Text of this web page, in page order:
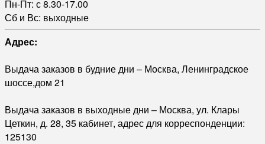
Пн-Пт: с 8.30-17.00
Сб и Вс: выходные
Адрес:
Выдача заказов в будние дни – Москва, Ленинградское
шоссе,дом 21
Выдача заказов в выходные дни – Москва, ул. Клары
Цеткин, д. 28, 35 кабинет, адрес для корреспонденции:
125130